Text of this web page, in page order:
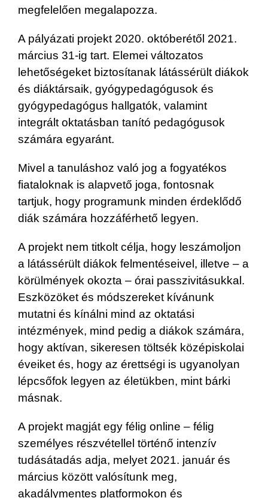
megfelelően megalapozza.
A pályázati projekt 2020. októberétől 2021.
március 31-ig tart. Elemei változatos
lehetőségeket biztosítanak látássérült diákok
és diáktársaik, gyógypedagógusok és
gyógypedagógus hallgatók, valamint
integrált oktatásban tanító pedagógusok
számára egyaránt.
Mivel a tanuláshoz való jog a fogyatékos
fiataloknak is alapvető joga, fontosnak
tartjuk, hogy programunk minden érdeklődő
diák számára hozzáférhető legyen.
A projekt nem titkolt célja, hogy leszámoljon
a látássérült diákok felmentéseivel, illetve – a
körülmények okozta – órai passzivitásukkal.
Eszközöket és módszereket kívánunk
mutatni és kínálni mind az oktatási
intézmények, mind pedig a diákok számára,
hogy aktívan, sikeresen töltsék középiskolai
éveiket és, hogy az érettségi is ugyanolyan
lépcsőfok legyen az életükben, mint bárki
másnak.
A projekt magját egy félig online – félig
személyes részvétellel történő intenzív
tudásátadás adja, melyet 2021. január és
március között valósítunk meg,
akadálymentes platformokon és